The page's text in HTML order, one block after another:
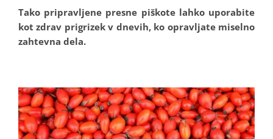
Tako pripravljene presne piškote lahko uporabite
kot zdrav prigrizek v dnevih, ko opravljate miselno
zahtevna dela.